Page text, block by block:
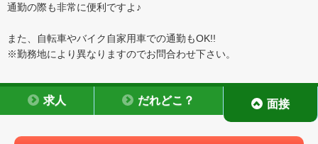
通勤の際も非常に便利ですよ♪
また、自転車やバイク自家用車での通勤もOK!!
※勤務地により異なりますのでお問合わせ下さい。
求人 だれどこ？ 面接